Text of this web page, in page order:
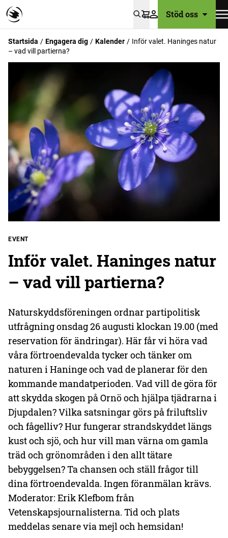
VarukorgStöd oss
Startsida Engagera dig Kalender
Inför valet. Haninges natur
– vad vill partierna?
EVENT
Inför valet. Haninges natur
– vad vill partierna?
Naturskyddsföreningen ordnar partipolitisk
utfrågning onsdag 26 augusti klockan 19.00 (med
reservation för ändringar). Här får vi höra vad
våra förtroendevalda tycker och tänker om
naturen i Haninge och vad de planerar för den
kommande mandatperioden. Vad vill de göra för
att skydda skogen på Ornö och hjälpa tjädrarna i
Djupdalen? Vilka satsningar görs på friluftsliv
och fågelliv? Hur fungerar strandskyddet längs
kust och sjö, och hur vill man värna om gamla
träd och grönområden i den allt tätare
bebyggelsen? Ta chansen och ställ frågor till
dina förtroendevalda. Ingen föranmälan krävs.
Moderator: Erik Klefbom från
Vetenskapsjournalisterna. Tid och plats
meddelas senare via mejl och hemsidan!